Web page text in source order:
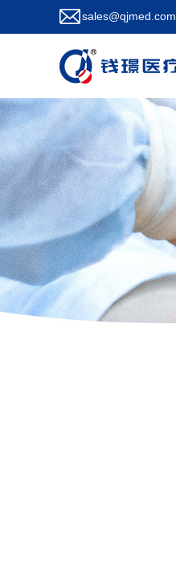
sales@qjmed.com